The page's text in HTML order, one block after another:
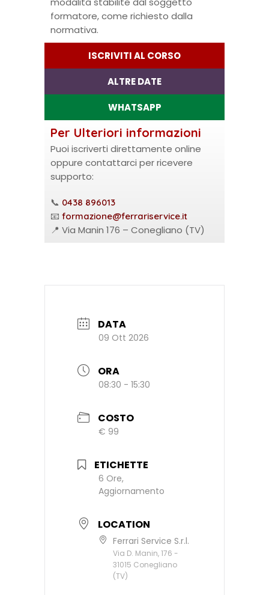
formatore, come richiesto dalla
normativa.
ISCRIVITI AL CORSO
ALTRE DATE
WHATSAPP
Per Ulteriori informazioni
Puoi iscriverti direttamente online
oppure contattarci per ricevere
supporto:
📞 0438 896013
📧 formazione@ferrariservice.it
📍 Via Manin 176 – Conegliano (TV)
DATA
09 Ott 2026
ORA
08:30 - 15:30
COSTO
€ 99
ETICHETTE
6 Ore,
Aggiornamento
LOCATION
Ferrari Service S.r.l.
Via D. Manin, 176 -
31015 Conegliano
(TV)